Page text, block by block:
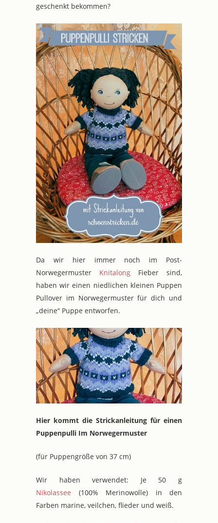
geschenkt bekommen?
Da wir hier immer noch im Post-
Norwegermuster Knitalong Fieber sind,
haben wir einen niedlichen kleinen Puppen
Pullover im Norwegermuster für dich und
„deine“ Puppe entworfen.
Hier kommt die Strickanleitung für einen
Puppenpulli Im Norwegermuster
(für Puppengröße von 37 cm)
Wir haben verwendet: Je 50 g
Nikolassee (100% Merinowolle) in den
Farben marine, veilchen, flieder und weiß.